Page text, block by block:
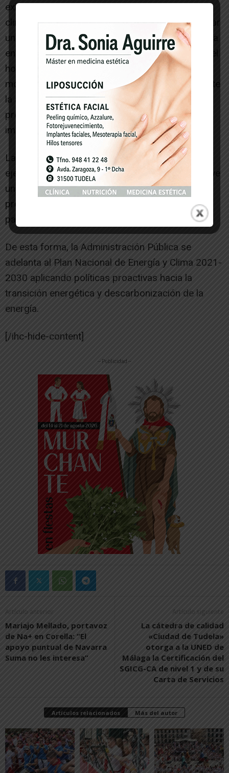
existentes en la terraza. Analizados los datos
climáticos, se ha calculado que es posible generar
unos 95.040KWh, lo que supondrá un 2´37% de la
energía consumida a lo largo de ese período en el
hospital de la Ribera navarra. Al apoyar los
módulos directamente en la estructura, se permite
la ausencia de taladros sobre la cubierta y se
preserva, de esta manera, su capa de
impermeabilidad.
La instalación solar fotovoltaica, que ha sido
ejecutada a lo largo del mes de agosto, constituye
una primera fase a la que seguirán otras en los
próximos años incrementando el número de
paneles solares en el HRS.
De esta forma, la Administración Pública se
adelanta al Plan Nacional de Energía y Clima 2021-
2030 aplicando políticas proactivas hacia la
transición energética y descarbonización de la
energía.
[/ihc-hide-content]
-- Publicidad --
Artículo anterior
Mariajo Mellado, portavoz
de Na+ en Corella: “El
apoyo puntual de Navarra
Suma no les interesa”
Artículo siguiente
La cátedra de calidad
«Ciudad de Tudela»
otorga a la UNED de
Málaga la Certificación del
SGICG-CA de nivel 1 y de su
Carta de Servicios
Artículos relacionados Más del autor